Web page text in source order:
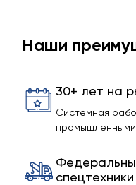
Наши
30+ лет на
Системная
промышленными
спецтехники